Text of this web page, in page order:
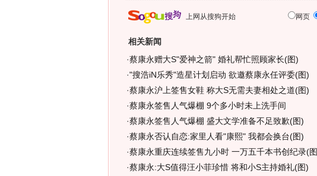
上网从搜狗开始 网页
相关新闻
·蔡康永赠大S"爱神之箭" 婚礼帮忙照顾家长(图)
·"搜浩iN乐秀"造星计划启动 欲邀蔡康永任评委(图)
·蔡康永沪上签售女鞋 称大S无需夫妻相处之道(图)
·蔡康永签售人气爆棚 9个多小时未上洗手间
·蔡康永签售人气爆棚 盛大文学准备不足致歉(图)
·蔡康永否认自恋:家里人看"康熙" 我都会换台(图)
·蔡康永重庆连续签售九小时 一万五千本书创纪录(图
·蔡康永:大S值得汪小菲珍惜 将和小S主持婚礼(图)